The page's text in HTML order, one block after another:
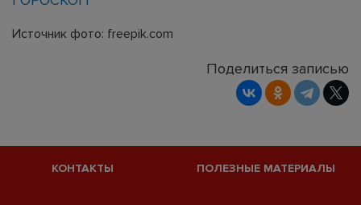
Источник фото: freepik.com
Поделиться записью
КОНТАКТЫ ПОЛЕЗНЫЕ МАТЕРИАЛЫ